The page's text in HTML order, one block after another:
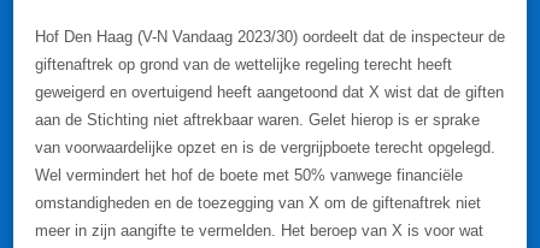
Hof Den Haag (V-N Vandaag 2023/30) oordeelt dat de inspecteur de
giftenaftrek op grond van de wettelijke regeling terecht heeft
geweigerd en overtuigend heeft aangetoond dat X wist dat de giften
aan de Stichting niet aftrekbaar waren. Gelet hierop is er sprake
van voorwaardelijke opzet en is de vergrijpboete terecht opgelegd.
Wel vermindert het hof de boete met 50% vanwege financiële
omstandigheden en de toezegging van X om de giftenaftrek niet
meer in zijn aangifte te vermelden. Het beroep van X is voor wat